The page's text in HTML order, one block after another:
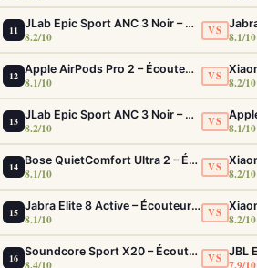
11 JLab Epic Sport ANC 3 Noir – Écouteurs Sport ANC IP66 Double Driver
8.2/10 VS 8.1/10
12 Apple AirPods Pro 2 – Écouteurs True Wireless ANC USB-C Blancs
8.1/10 VS 8.2/10
13 JLab Epic Sport ANC 3 Noir – Écouteurs Sport ANC IP66 Double Driver
8.2/10 VS 8.1/10
14 Bose QuietComfort Ultra 2 – Écouteurs ANC intra-auriculaires avec son immersif
8.1/10 VS 8.2/10
15 Jabra Elite 8 Active – Écouteurs sport IP68 ultra-robustes et ANC
8.1/10 VS 8.2/10
16 Soundcore Sport X20 – Écouteurs Sport IP68 ANC Fit Sécurisé Ultime
8.4/10 VS 7.9/10